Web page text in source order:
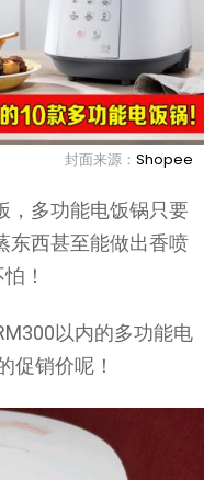
封面来源： Shopee
，多功能电饭锅只要
东西甚至能做出香喷
！
以内的多功能电
促销价呢！